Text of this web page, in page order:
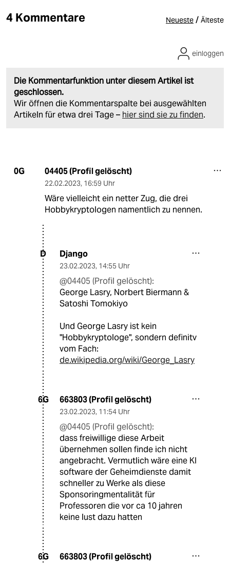
4 Kommentare Neueste / Älteste
Die Kommentarfunktion unter diesem Artikel ist
geschlossen.
Wir öffnen die Kommentarspalte bei ausgewählten
Artikeln für etwa drei Tage – hier sind sie zu finden.
einloggen
0G 04405 (Profil gelöscht)
22.02.2023, 16:59 Uhr
Wäre vielleicht ein netter Zug, die drei
Hobbykryptologen namentlich zu nennen.
D Django
23.02.2023, 14:55 Uhr
@04405 (Profil gelöscht):
George Lasry, Norbert Biermann &
Satoshi Tomokiyo
Und George Lasry ist kein
"Hobbykryptologe", sondern definitv
vom Fach:
de.wikipedia.org/wiki/George_Lasry
6G 663803 (Profil gelöscht)
23.02.2023, 11:54 Uhr
@04405 (Profil gelöscht):
dass freiwillige diese Arbeit
übernehmen sollen finde ich nicht
angebracht. Vermutlich wäre eine KI
software der Geheimdienste damit
schneller zu Werke als diese
Sponsoringmentalität für
Professoren die vor ca 10 jahren
keine lust dazu hatten
6G 663803 (Profil gelöscht)